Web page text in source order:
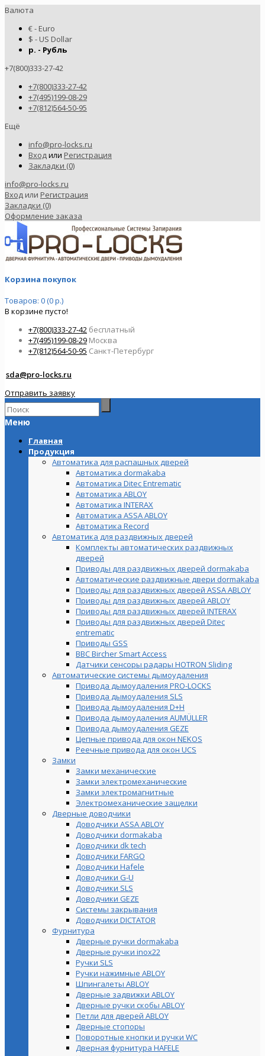
Валюта
€ - Euro
$ - US Dollar
р. - Рубль
+7(800)333-27-42
+7(800)333-27-42
+7(495)199-08-29
+7(812)564-50-95
Ещё
info@pro-locks.ru
Входили Регистрация
Закладки (0)
info@pro-locks.ru
Вход или Регистрация
Закладки (0)
Оформление заказа
Корзина покупок
Товаров: 0 (0 р.)
В корзине пусто!
+7(800)333-27-42 бесплатный
+7(495)199-08-29 Москва
+7(812)564-50-95 Санкт-Петербург
sda@pro-locks.ru
Отправить заявку
Меню
Главная
Продукция
Автоматика для распашных дверей
Автоматика dormakaba
Автоматика Ditec Entrematic
Автоматика ABLOY
Автоматика INTERAX
Автоматика ASSA ABLOY
Автоматика Record
Автоматика для раздвижных дверей
Комплекты автоматических раздвижных
дверей
Приводы для раздвижных дверей dormakaba
Автоматические раздвижные двери dormakaba
Приводы для раздвижных дверей ASSA ABLOY
Приводы для раздвижных дверей ABLOY
Приводы для раздвижных дверей INTERAX
Приводы для раздвижных дверей Ditec
entrematic
Приводы GSS
BBC Bircher Smart Access
Датчики сенсоры радары HOTRON Sliding
Автоматические системы дымоудаления
Привода дымоудаления PRO-LOCKS
Привода дымоудаления SLS
Привода дымоудаления D+H
Привода дымоудаления AUMÜLLER
Привода дымоудаления GEZE
Цепные привода для окон NEKOS
Реечные привода для окон UСS
Замки
Замки механические
Замки электромеханические
Замки электромагнитные
Электромеханические защелки
Дверные доводчики
Доводчики ASSA ABLOY
Доводчики dormakaba
Доводчики dk tech
Доводчики FARGO
Доводчики Hafele
Доводчики G-U
Доводчики SLS
Доводчики GEZE
Cистемы закрывания
Доводчики DICTATOR
Фурнитура
Дверные ручки dormakaba
Дверные ручки inox22
Ручки SLS
Ручки нажимные ABLOY
Шпингалеты ABLOY
Дверные задвижки ABLOY
Дверные ручки скобы ABLOY
Петли для дверей ABLOY
Дверные стопоры
Поворотные кнопки и ручки WC
Дверная фурнитура HAFELE